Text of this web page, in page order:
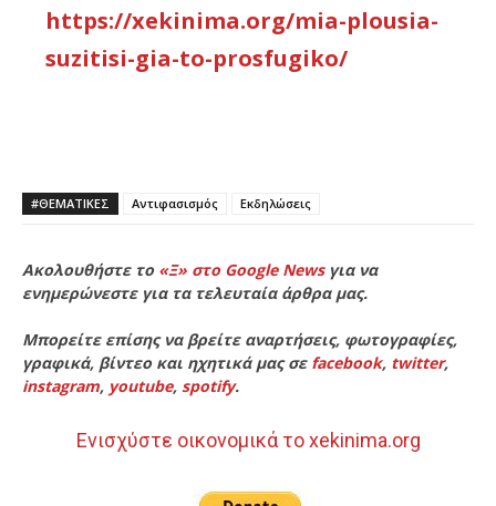
https://xekinima.org/mia-plousia-
suzitisi-gia-to-prosfugiko/
#ΘΕΜΑΤΙΚΈΣ Αντιφασισμός Εκδηλώσεις
Ακολουθήστε το «Ξ» στο Google Newsγια να
ενημερώνεστε για τα τελευταία άρθρα μας.
Μπορείτε επίσης να βρείτε αναρτήσεις, φωτογραφίες,
γραφικά, βίντεο και ηχητικά μας σε facebook, twitter,
instagram, youtube, spotify.
Ενισχύστε οικονομικά το xekinima.org